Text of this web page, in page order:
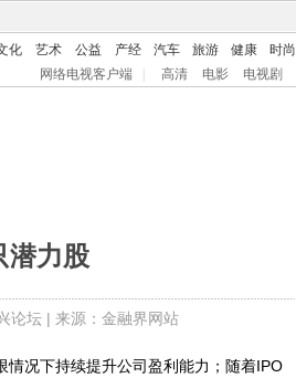
化 艺术 公益 产经 汽车 旅游 健康 时尚
网络电视客户端 高清 电影 电视剧
潜力股
论坛| 来源：金融界网站
况下持续提升公司盈利能力；随着IPO